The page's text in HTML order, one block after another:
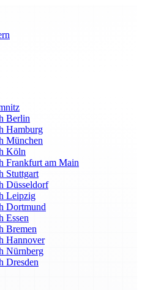
Berlin
Hamburg
München
Köln
Frankfurt am Main
Stuttgart
Düsseldorf
Leipzig
Dortmund
Essen
Bremen
Hannover
Nürnberg
Dresden